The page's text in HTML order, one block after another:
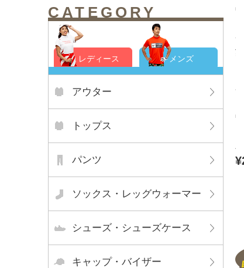
CATEGORY
レディース メンズ
アウター
トップス
パンツ
ソックス・レッグウォーマー
シューズ・シューズケース
キャップ・バイザー
バ